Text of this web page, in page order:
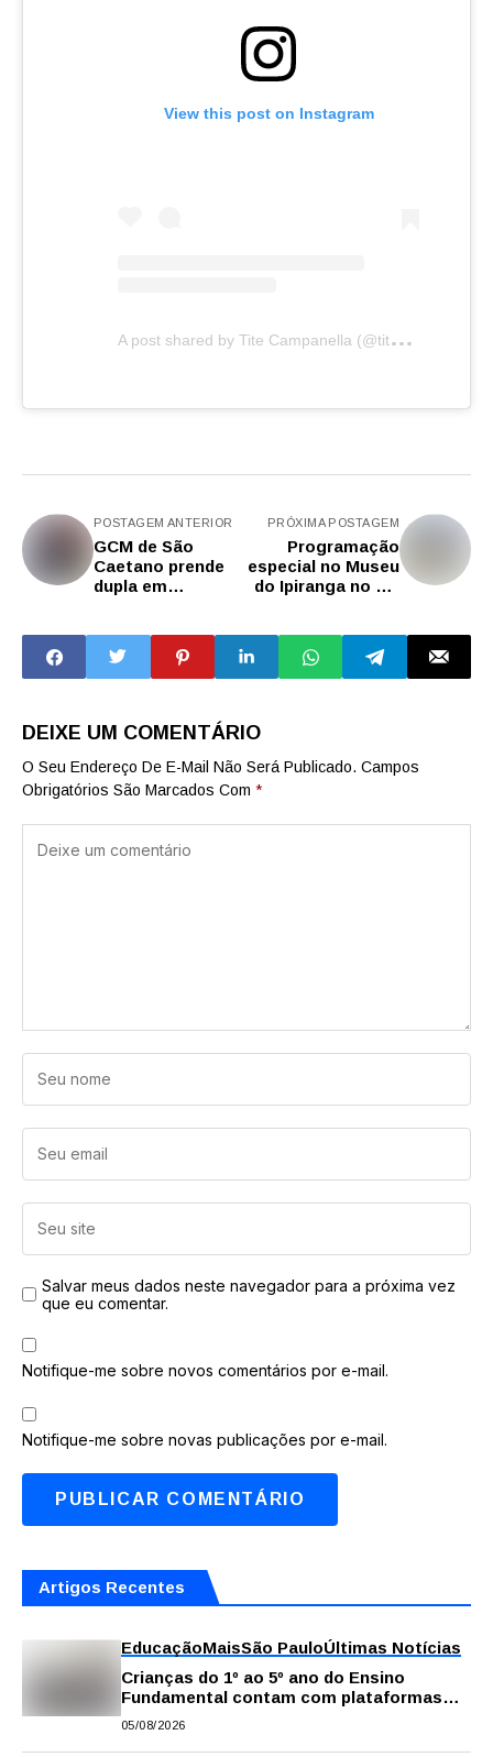
View this post on Instagram
A
post shared by Tite Campanella (@titecampanella)
POSTAGEM ANTERIOR
GCM de São
Caetano prende
dupla em
estabelecimento
no Bairro Santa
PRÓXIMA POSTAGEM
Programação
especial no Museu
do Ipiranga no dia
DEIXE UM COMENTÁRIO
O Seu Endereço De E-Mail Não Será Publicado. Campos
Obrigatórios São Marcados Com *
Salvar meus dados neste navegador para a próxima vez
que eu comentar.
Notifique-me sobre novos comentários por e-mail.
Notifique-me sobre novas publicações por e-mail.
Artigos Recentes
EducaçãoMaisSão PauloÚltimas Notícias
Crianças do 1º ao 5º ano do Ensino
Fundamental contam com plataformas
digitais para apoiar estudos na escola e
05/08/2026